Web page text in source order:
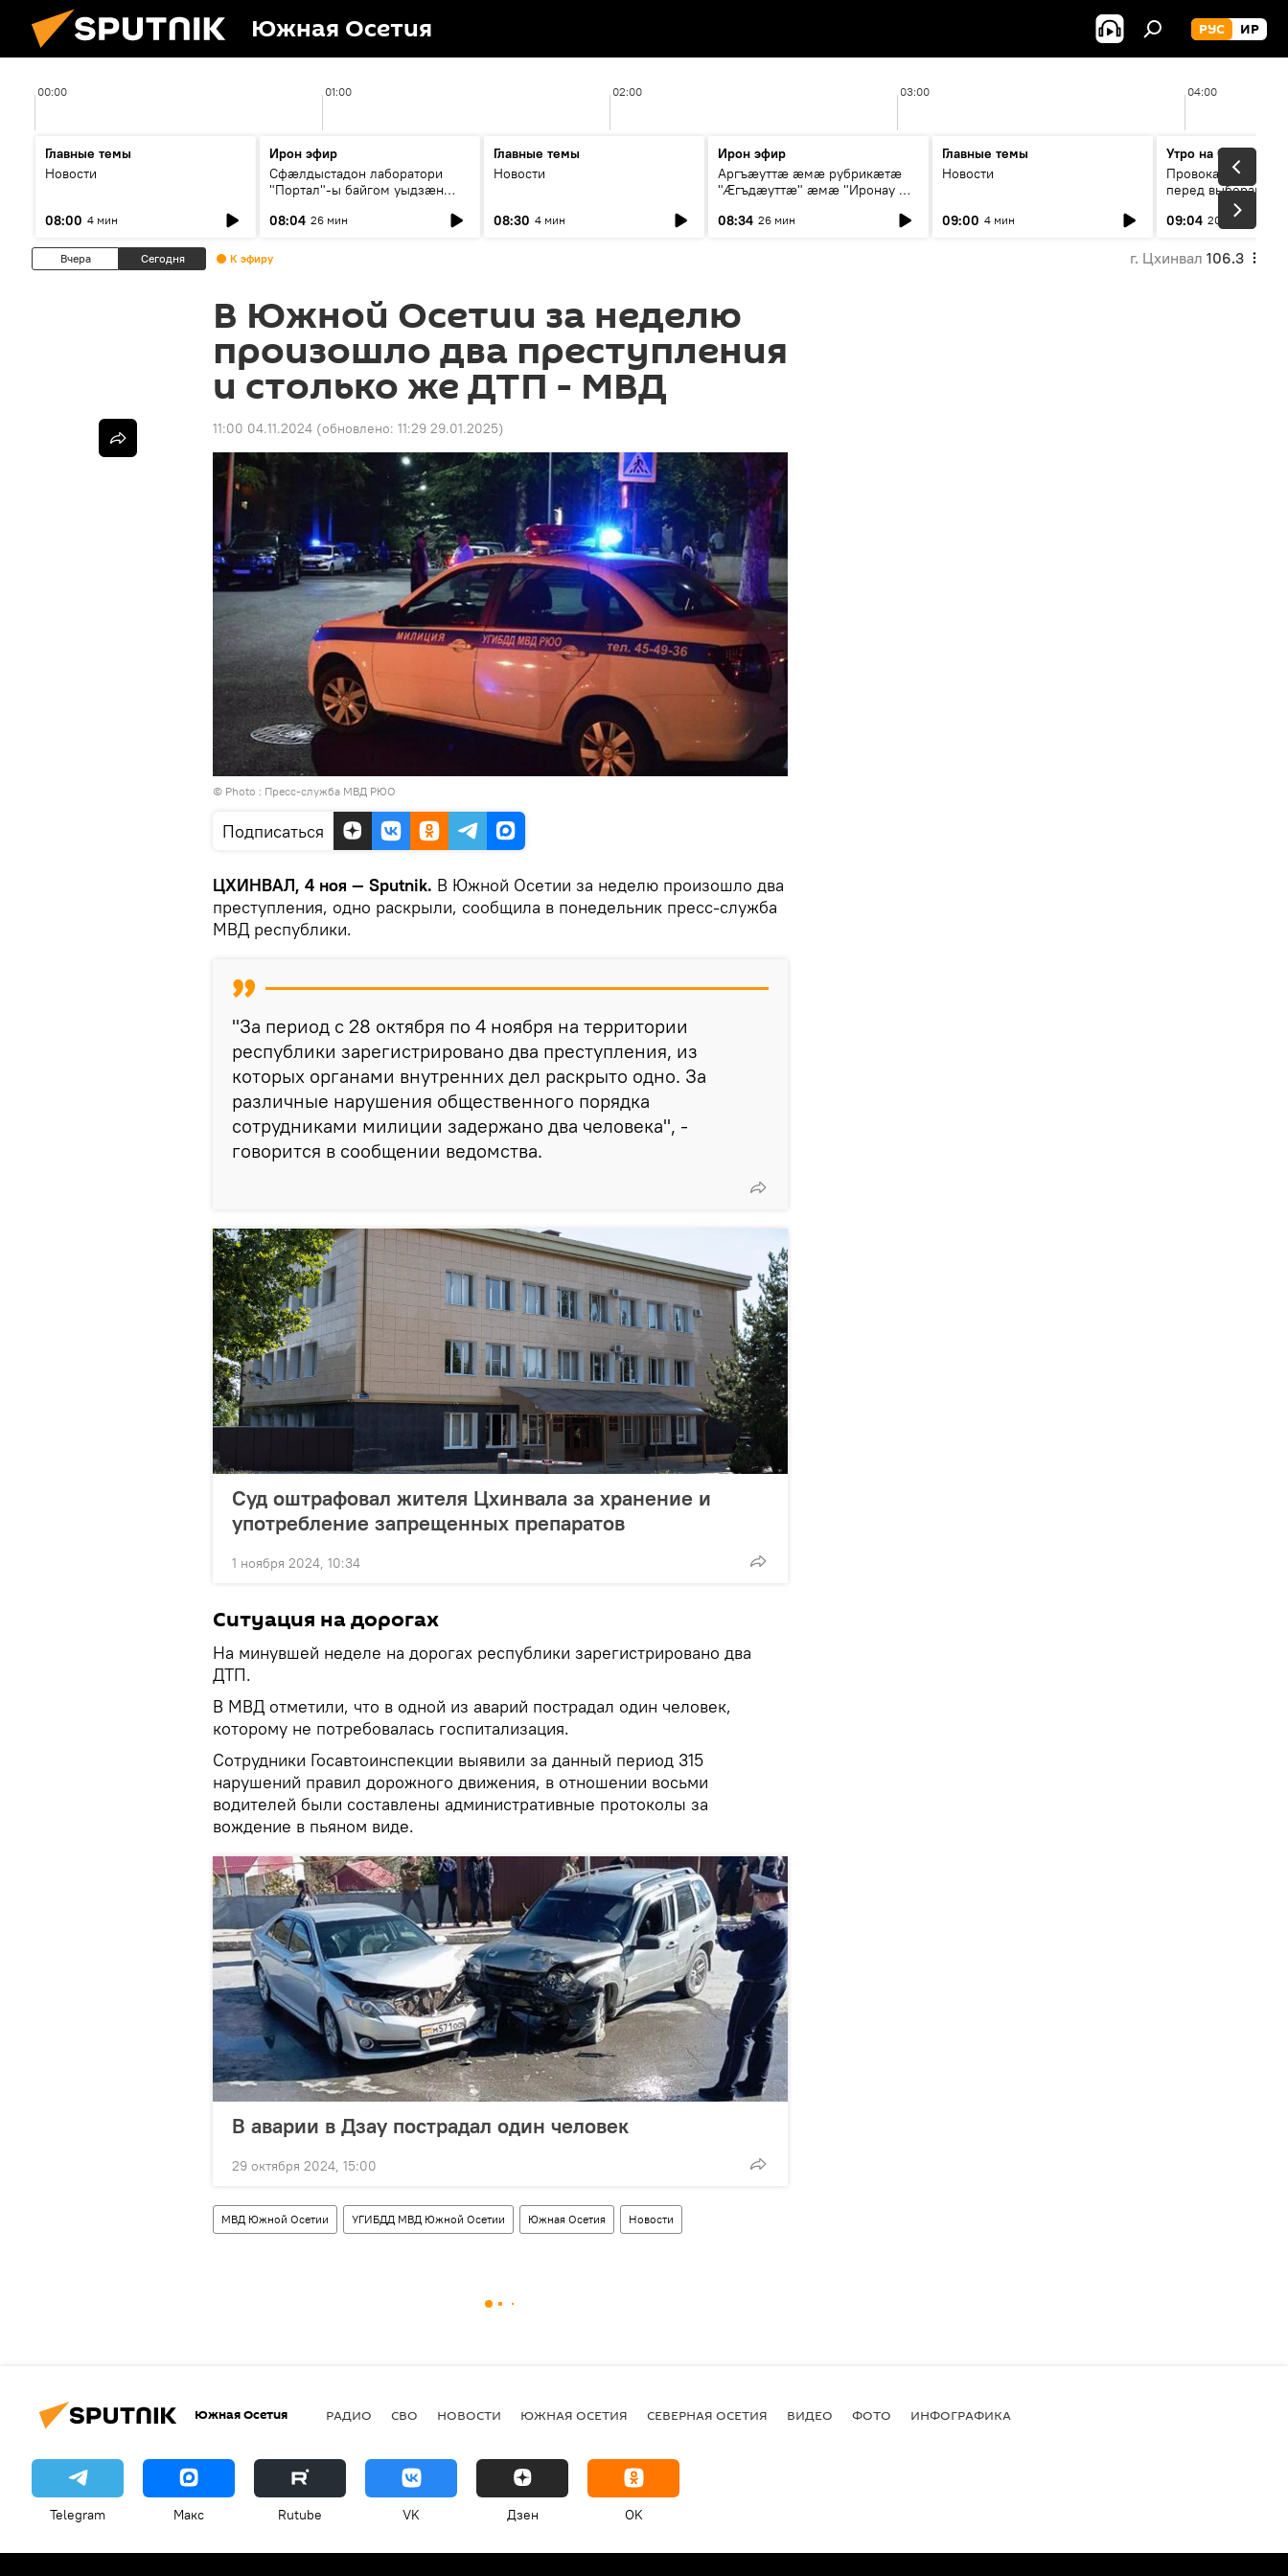
Южная Осетия РУС ИР
00:00 01:00 02:00 03:00 04:00
Главные темы
Новости
08:00 4 мин
Ирон эфир
Сфæлдыстадон лаборатори
"Портал"-ы байгом уыдзæн
Æхсары куыстыты равдыст
08:04 26 мин
Главные темы
Новости
08:30 4 мин
Ирон эфир
Аргъæуттæ æмæ рубрикæтæ
"Æгъдæуттæ" æмæ "Иронау æй
08:34 26 мин
Главные темы
Новости
09:00 4 мин
Утро на Спутнике
Провокации со
перед выборами в
09:04 20 мин
Вчера Сегодня К эфиру г. Цхинвал 106.3
В Южной Осетии за неделю
произошло два преступления
и столько же ДТП - МВД
11:00 04.11.2024 (обновлено: 11:29 29.01.2025)
© Photo : Пресс-служба МВД РЮО
Подписаться
ЦХИНВАЛ, 4 ноя — Sputnik. В Южной Осетии за неделю произошло два
преступления, одно раскрыли, сообщила в понедельник пресс-служба
МВД республики.
"За период с 28 октября по 4 ноября на территории
республики зарегистрировано два преступления, из
которых органами внутренних дел раскрыто одно. За
различные нарушения общественного порядка
сотрудниками милиции задержано два человека", -
говорится в сообщении ведомства.
Суд оштрафовал жителя Цхинвала за хранение и
употребление запрещенных препаратов
1 ноября 2024, 10:34
Ситуация на дорогах
На минувшей неделе на дорогах республики зарегистрировано два
ДТП.
В МВД отметили, что в одной из аварий пострадал один человек,
которому не потребовалась госпитализация.
Сотрудники Госавтоинспекции выявили за данный период 315
нарушений правил дорожного движения, в отношении восьми
водителей были составлены административные протоколы за
вождение в пьяном виде.
В аварии в Дзау пострадал один человек
29 октября 2024, 15:00
МВД Южной Осетии УГИБДД МВД Южной Осетии Южная Осетия Новости
Южная Осетия РАДИО СВО НОВОСТИ ЮЖНАЯ ОСЕТИЯ СЕВЕРНАЯ ОСЕТИЯ ВИДЕО ФОТО ИНФОГРАФИКА
Telegram Макс Rutube VK Дзен OK